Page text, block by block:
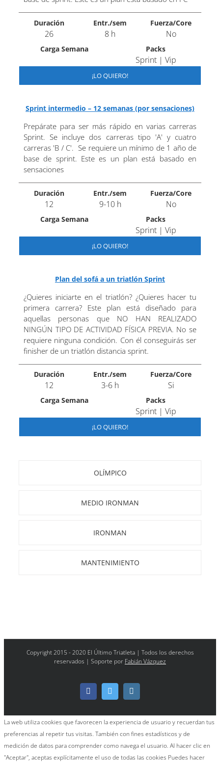
Duración
26
Entr./sem
8 h
Fuerza/Core
No
Carga Semana Packs
Sprint | Vip
¡LO QUIERO!
Sprint intermedio – 12 semanas (por sensaciones)
Prepárate para ser más rápido en varias carreras
Sprint. Se incluye dos carreras tipo 'A' y cuatro
carreras 'B / C'. Se requiere un mínimo de 1 año de
base de sprint. Este es un plan está basado en
sensaciones
Duración
12
Entr./sem
9-10 h
Fuerza/Core
No
Carga Semana Packs
Sprint | Vip
¡LO QUIERO!
Plan del sofá a un triatlón Sprint
¿Quieres iniciarte en el triatlón? ¿Quieres hacer tu
primera carrera? Este plan está diseñado para
aquellas personas que NO HAN REALIZADO
NINGÚN TIPO DE ACTIVIDAD FÍSICA PREVIA. No se
requiere ninguna condición. Con él conseguirás ser
finisher de un triatlón distancia sprint.
Duración
12
Entr./sem
3-6 h
Fuerza/Core
Si
Carga Semana Packs
Sprint | Vip
¡LO QUIERO!
OLÍMPICO
MEDIO IRONMAN
IRONMAN
MANTENIMIENTO
Copyright 2015 - 2020 El Último Triatleta | Todos los derechos
reservados | Soporte por Fabián Vázquez
FacebookTwitter
La web utiliza cookies que favorecen la experiencia de usuario y recuerdan tus
preferencias al repetir tus visitas. También con fines estadísticos y de
medición de datos para comprender como navega el usuario. Al hacer clic en
"Aceptar", aceptas explícitamente el uso de todas las cookies Puedes hacer